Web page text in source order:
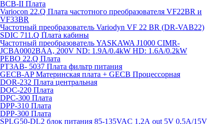
BCB-II Плата
Variocon 22.Q Плата частотного преобразователя VF22BR и
VF33BR
Частотный преобразователь Variodyn VF 22 BR (DR-VAB22)
SDIC 711.Q Плата кабины
Частотный преобразователь YASKAWA J1000 CIMR-
JCBA0002BAA, 200V ND: 1.9A/0.4kW HD: 1.6A/0.2kW
PEBO 22.Q Плата
РТ3АВ- 5037 Плата фильтр питания
GECB-AP Материнская плата + GECB Процессорная
DOR-232 Плата центральная
DOC-220 Плата
DPC-300 Плата
DPP-310 Плата
DPP-300 Плата
SPLG50-DL2 блок питания 85-135VAC 1,2А out 5V 0,5А/15V